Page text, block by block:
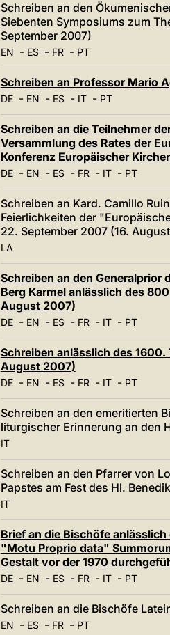
Schreiben an den
Siebenten Symposiums zum
September 2007)
EN - ES- FR- PT
Schreiben an Professor Mario
DE- EN - ES- IT- PT
Schreiben an die Teilnehmer
Versammlung des Rates der
Konferenz Europäischer
DE- EN - ES- FR- IT- PT
Schreiben an Kard. Camillo
Feierlichkeiten der
22. September 2007 (16.
LA
Schreiben an den Generalprior
Berg Karmel anlässlich des
August 2007)
DE- EN - ES- FR- IT- PT
Schreiben anlässlich des
August 2007)
DE- EN - ES- FR- IT- PT
Schreiben an den emeritierten
liturgischer Erinnerung an den
IT
Schreiben an den Pfarrer von
Papstes am Fest des Hl.
IT
Brief an die Bischöfe
"Motu Proprio data"
Gestalt vor der 1970
DE- EN - ES- FR- IT- PT
Schreiben an die Bischöfe
EN - ES- FR- PT